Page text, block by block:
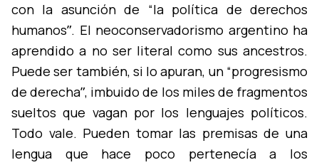
con la asunción de “la polí­tica de derechos
humanosˮ. El neoconservadorismo argentino ha
aprendido a no ser literal como sus ancestros.
Puede ser también, si lo apuran, un “progresismo
de derechaˮ, imbuido de los miles de fragmentos
sueltos que vagan por los lenguajes polí­ticos.
Todo vale. Pueden tomar las premisas de una
lengua que hace poco pertenecí­a a los